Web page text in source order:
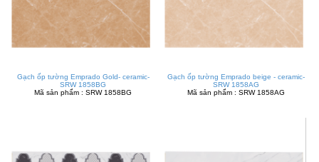
Gạch ốp tường Emprado Gold- ceramic-
SRW 1858BG
Mã sản phẩm : SRW 1858BG
Gạch ốp tường Emprado beige - ceramic-
SRW 1858AG
Mã sản phẩm : SRW 1858AG